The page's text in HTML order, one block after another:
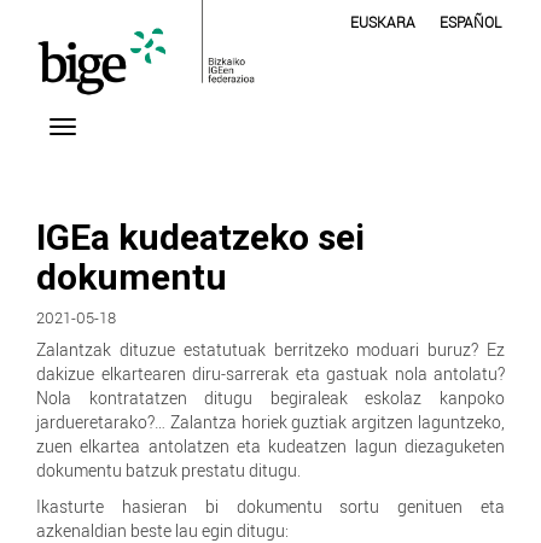
EUSKARA ESPAÑOL
IGEa kudeatzeko sei
dokumentu
2021-05-18
Zalantzak dituzue estatutuak berritzeko moduari buruz? Ez
dakizue elkartearen diru-sarrerak eta gastuak nola antolatu?
Nola kontratatzen ditugu begiraleak eskolaz kanpoko
jardueretarako?… Zalantza horiek guztiak argitzen laguntzeko,
zuen elkartea antolatzen eta kudeatzen lagun diezaguketen
dokumentu batzuk prestatu ditugu.
Ikasturte hasieran bi dokumentu sortu genituen eta
azkenaldian beste lau egin ditugu: